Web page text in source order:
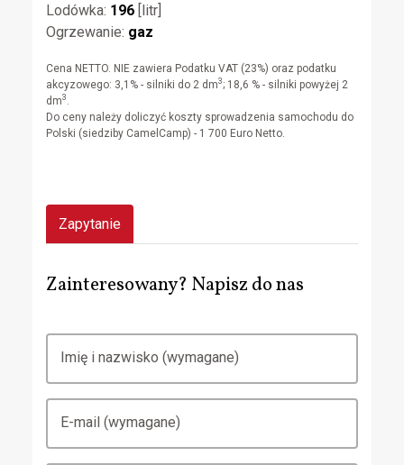
Lodówka: 196[litr]
Ogrzewanie: gaz
Cena NETTO. NIE zawiera Podatku VAT (23%) oraz podatku
akcyzowego: 3,1% - silniki do 2 dm3; 18,6 % - silniki powyżej 2
dm3 .
Do ceny należy doliczyć koszty sprowadzenia samochodu do
Polski (siedziby CamelCamp) - 1 700 Euro Netto.
Zapytanie
Zainteresowany? Napisz do nas
Imię i nazwisko (wymagane)
E-mail (wymagane)